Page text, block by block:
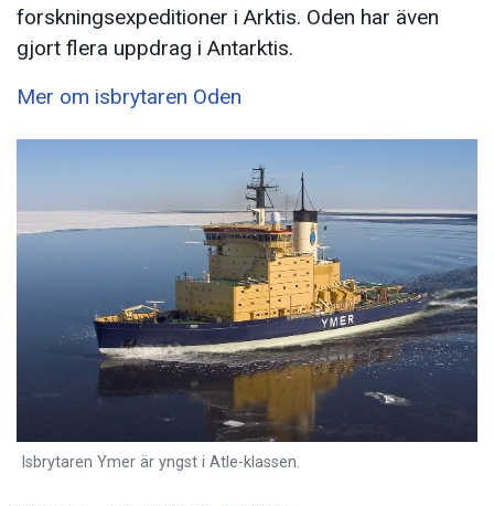
forskningsexpeditioner i Arktis. Oden har även
gjort flera uppdrag i Antarktis.
Mer om isbrytaren Oden
Isbrytaren Ymer är yngst i Atle-klassen.